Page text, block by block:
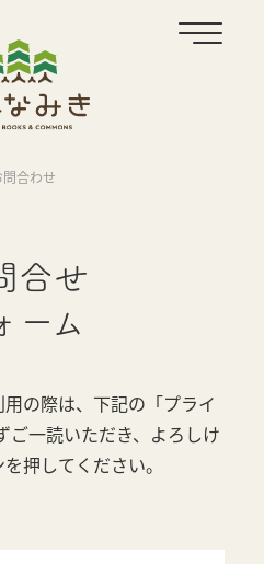
問合わせ
合せ
ーム
の際は、下記の「プライ
ご一読いただき、よろしけ
押してください。